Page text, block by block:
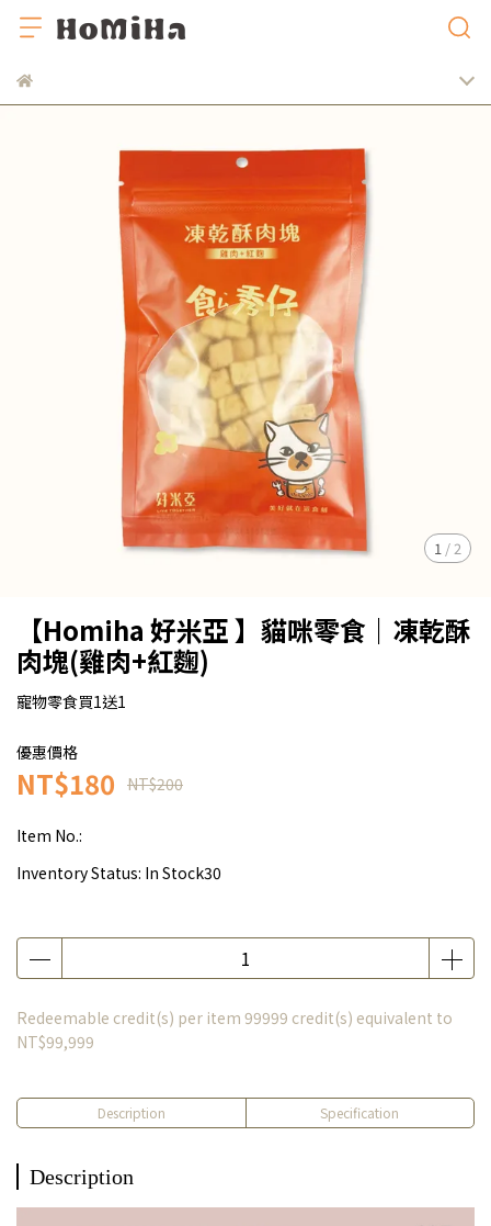
1 / 2
【Homiha 好米亞 】貓咪零食｜凍乾酥
肉塊(雞肉+紅麴)
寵物零食買1送1
優惠價格
NT$180 NT$200
Item No.:
Inventory Status: In Stock30
Redeemable credit(s) per item 99999 credit(s) equivalent to
NT$99,999
Description Specification
Description